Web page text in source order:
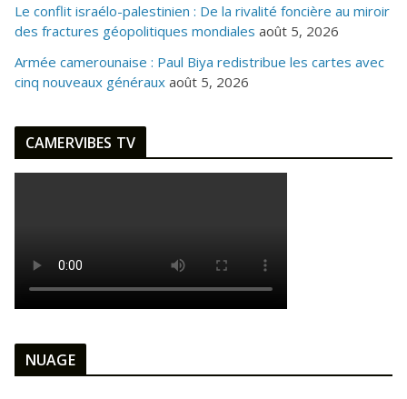
Le conflit israélo-palestinien : De la rivalité foncière au miroir
des fractures géopolitiques mondiales août 5, 2026
Armée camerounaise : Paul Biya redistribue les cartes avec
cinq nouveaux généraux août 5, 2026
CAMERVIBES TV
NUAGE